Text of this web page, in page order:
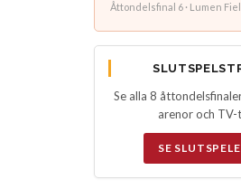
Åttondelsfinal 6 · Lumen
Se alla 8
arenor och TV-
SE